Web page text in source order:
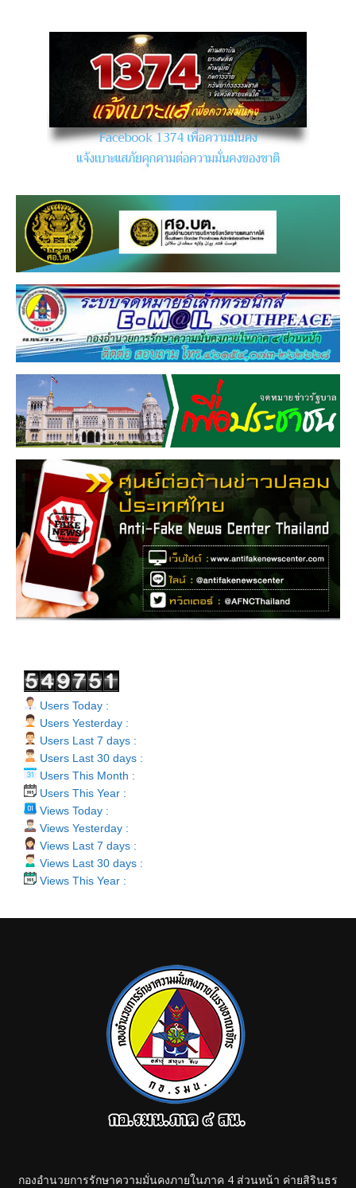
Users Today :
Users Yesterday :
Users Last 7 days :
Users Last 30 days :
Users This Month :
Users This Year :
Views Today :
Views Yesterday :
Views Last 7 days :
Views Last 30 days :
Views This Year :
กองอำนวยการรักษาความมั่นคงภายในภาค 4 ส่วนหน้า ค่ายสิรินธร